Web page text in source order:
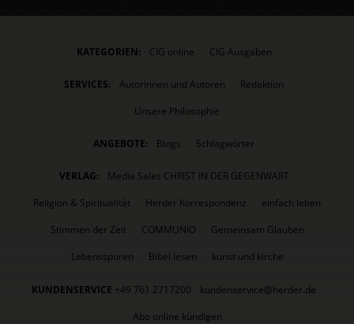
KATEGORIEN: CIG online CIG Ausgaben
SERVICES: Autorinnen und Autoren
Redaktion
Unsere Philosophie
ANGEBOTE: Blogs Schlagwörter
VERLAG:
Media Sales CHRIST IN DER GEGENWART
Religion & Spiritualität
Herder Korrespondenz
einfach leben
Stimmen der Zeit
COMMUNIO
Gemeinsam Glauben
Lebensspuren
Bibel lesen kunst und kirche
KUNDENSERVICE +49 761 2717200
kundenservice@herder.de
Abo online kündigen